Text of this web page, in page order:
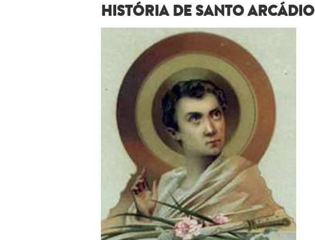
HISTÓRIA DE SANTO ARCÁDIO